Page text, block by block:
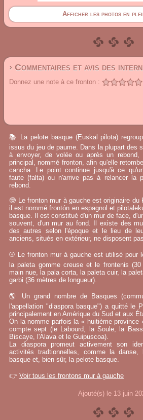
Afficher les photos en
› Commentaires et avis des
Donnez une note à ce fronton :
📚 La pelote basque (Euskal pilota)
issus du jeu de paume. Dans la plupart des
à envoyer, de volée ou après un
principal, nommé fronton, afin qu'elle
cancha. Le point continue jusqu'à ce
faute (falta) ou n'arrive pas à relancer la
rebond.
🤓 Le fronton mur à gauche est originaire du
il est nommé frontón en espagnol et
basque. Il est constitué d'un mur de face,
souvent, d'un mur au fond. Il existe des
des autres selon l'époque et le lieu de
anciens, situés en extérieur, ne disposent
⚾ Le fronton mur à gauche est utilisé pour
la paleta gomme creuse et le frontenis
main nue, la pala corta, la paleta cuir, la
garbi (36 mètres de longueur).
🌎 Un grand nombre de Basques
l'appellation "diaspora basque") a quitté le
principalement en Amérique du Sud et aux
On la nomme parfois la « huitième province
compte sept (le Labourd, la Soule, la
Biscaye, l'Alava et le Guipuscoa).
La diaspora promeut activement son
activités tradtionnelles, comme la
basque et, bien sûr, la pelote basque.
👉 Voir tous les frontons mur à gauche
Ajouté(s) le 13 juin